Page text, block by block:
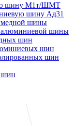
шину М1т/ШМТ
шину Ад31
медной шины
алюминиевой шины
шин
шин
шин
шин